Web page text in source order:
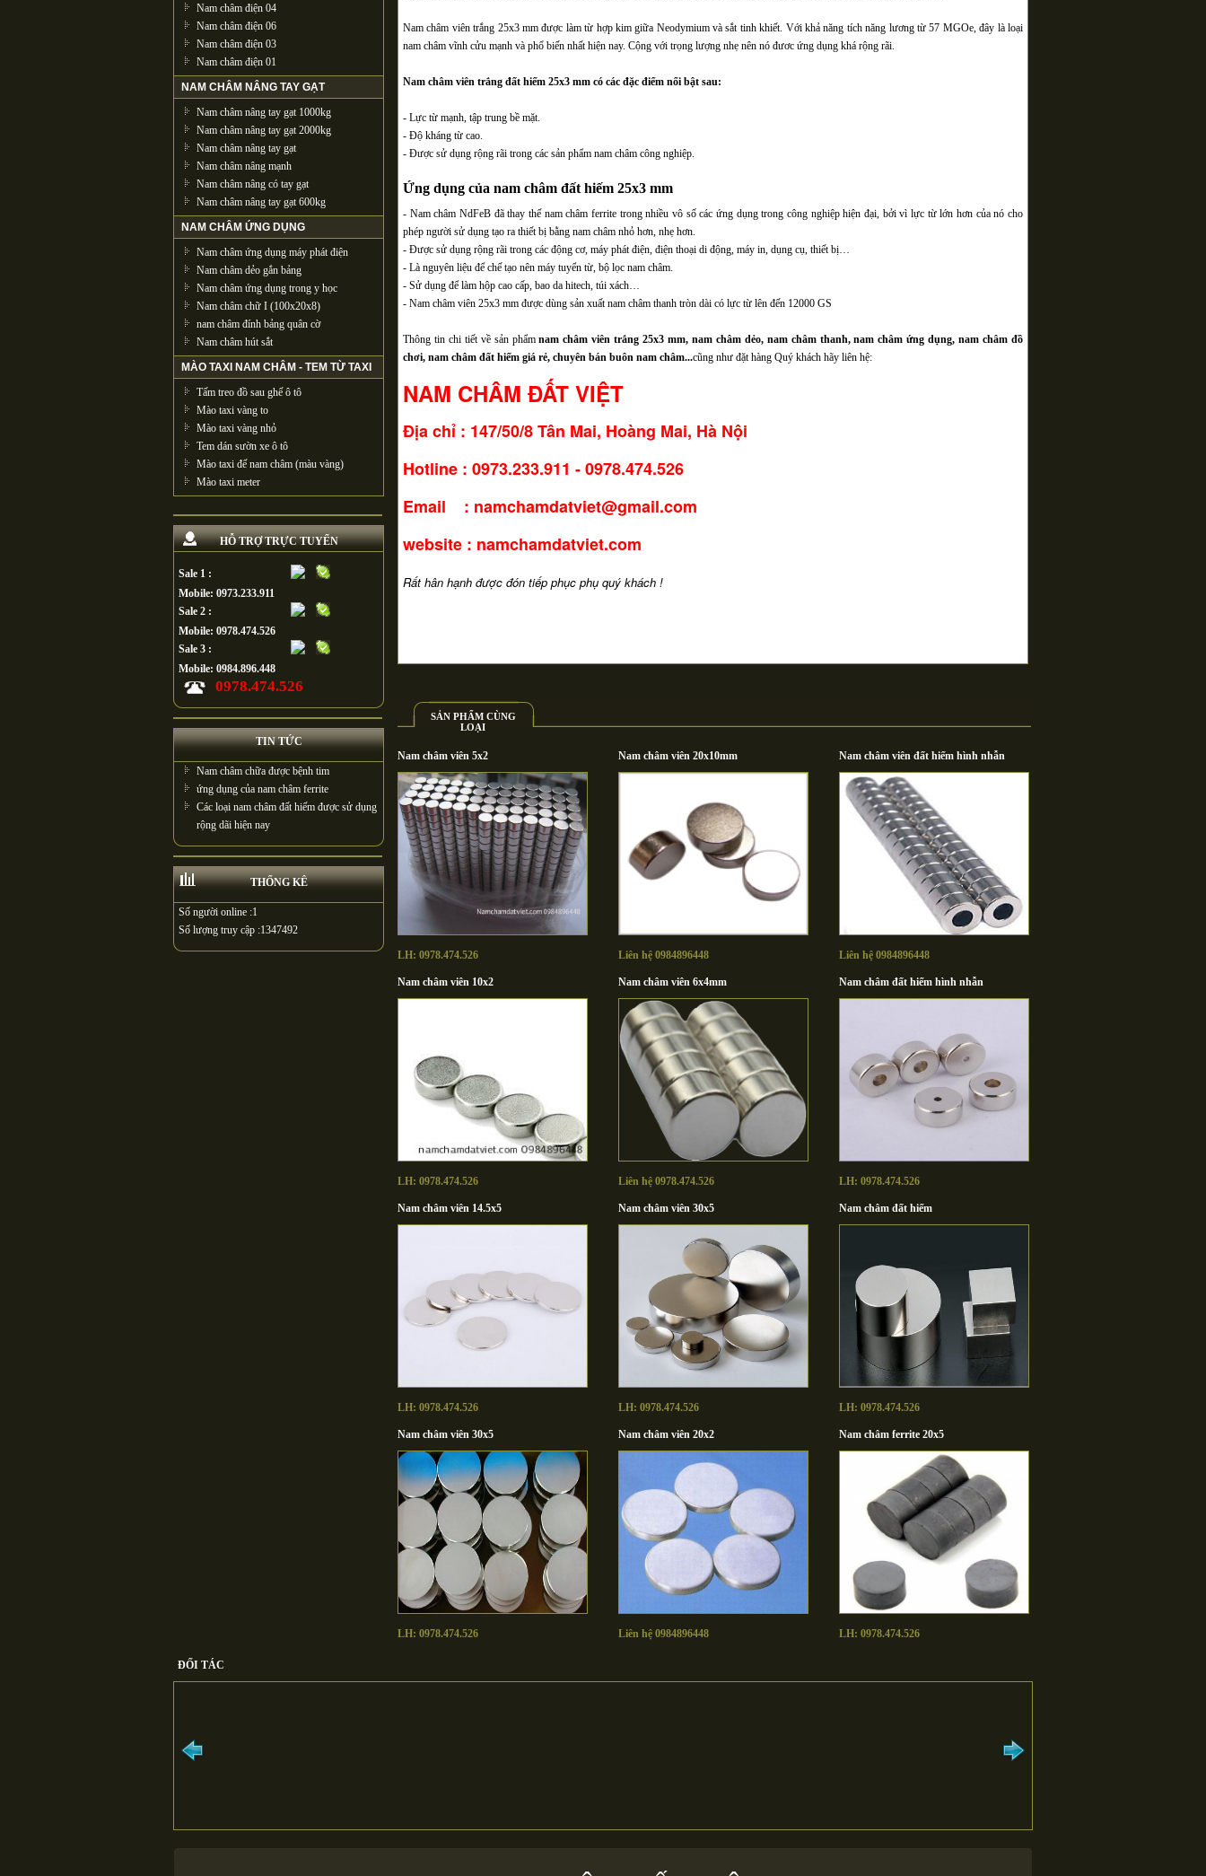
Nam châm điện 04
Nam châm điện 06
Nam châm điện 03
Nam châm điện 01
NAM CHÂM NÂNG TAY GẠT
Nam châm nâng tay gạt 1000kg
Nam châm nâng tay gạt 2000kg
Nam châm nâng tay gạt
Nam châm nâng mạnh
Nam châm nâng có tay gạt
Nam châm nâng tay gạt 600kg
NAM CHÂM ỨNG DỤNG
Nam châm ứng dụng máy phát điện
Nam châm dẻo gắn bảng
Nam châm ứng dụng trong y học
Nam châm chữ I (100x20x8)
nam châm đính bảng quân cờ
Nam châm hút sắt
MÀO TAXI NAM CHÂM - TEM TỪ TAXI
Tấm treo đồ sau ghế ô tô
Mào taxi vàng to
Mào taxi vàng nhỏ
Tem dán sườn xe ô tô
Mào taxi đế nam châm (màu vàng)
Mào taxi meter
HỖ TRỢ TRỰC TUYẾN
Sale 1 :
Mobile: 0973.233.911
Sale 2 :
Mobile: 0978.474.526
Sale 3 :
Mobile: 0984.896.448
0978.474.526
TIN TỨC
Nam châm chữa được bệnh tim
ứng dụng của nam châm ferrite
Các loại nam châm đất hiếm được sử dụng
rộng dãi hiện nay
THỐNG KÊ
Số người online :1
Số lượng truy cập :1347492
Nam châm viên trắng 25x3 mm được làm từ hợp kim giữa Neodymium và sắt tinh khiết. Với khả năng tích năng lương từ 57 MGOe, đây là loại
nam châm vĩnh cửu mạnh và phổ biến nhất hiện nay. Cộng với trọng lượng nhẹ nên nó đươc ứng dụng khá rộng rãi.
Nam châm viên trắng đất hiếm 25x3 mm có các đặc điểm nổi bật sau:
- Lực từ mạnh, tập trung bề mặt.
- Độ kháng từ cao.
- Được sử dụng rộng rãi trong các sản phẩm nam châm công nghiệp.
Ứng dụng của nam châm đất hiếm 25x3 mm
- Nam châm NdFeB đã thay thế nam châm ferrite trong nhiều vô số các ứng dụng trong công nghiệp hiện đại, bởi vì lực từ lớn hơn của nó cho
phép người sử dụng tạo ra thiết bị bằng nam châm nhỏ hơn, nhẹ hơn.
- Được sử dụng rộng rãi trong các động cơ, máy phát điện, điện thoại di động, máy in, dụng cụ, thiết bị…
- Là nguyên liệu để chế tạo nên máy tuyển từ, bộ lọc nam châm.
- Sử dụng để làm hộp cao cấp, bao da hitech, túi xách…
- Nam châm viên 25x3 mm được dùng sản xuất nam châm thanh tròn dài có lực từ lên đến 12000 GS
Thông tin chi tiết về sản phẩmnam châm viên trắng 25x3 mm, nam châm dẻo, nam châm thanh, nam châm ứng dụng, nam châm đồ
chơi, nam châm đất hiếm giá rẻ, chuyên bán buôn nam châm...cũng như đặt hàng Quý khách hãy liên hệ:
NAM CHÂM ĐẤT VIỆT
Địa chỉ : 147/50/8 Tân Mai, Hoàng Mai, Hà Nội
Hotline : 0973.233.911 - 0978.474.526
Email : namchamdatviet@gmail.com
website : namchamdatviet.com
Rất hân hạnh được đón tiếp phục phụ quý khách !
SẢN PHẨM CÙNG
LOẠI
Nam châm viên 5x2
LH: 0978.474.526
Nam châm viên 20x10mm
Liên hệ 0984896448
Nam châm viên đất hiếm hình nhẫn
Liên hệ 0984896448
Nam châm viên 10x2
LH: 0978.474.526
Nam châm viên 6x4mm
Liên hệ 0978.474.526
Nam châm đất hiếm hình nhẫn
LH: 0978.474.526
Nam châm viên 14.5x5
LH: 0978.474.526
Nam châm viên 30x5
LH: 0978.474.526
Nam châm đất hiếm
LH: 0978.474.526
Nam châm viên 30x5
LH: 0978.474.526
Nam châm viên 20x2
Liên hệ 0984896448
Nam châm ferrite 20x5
LH: 0978.474.526
ĐỐI TÁC